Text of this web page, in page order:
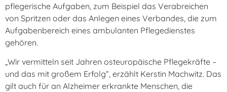
pflegerische Aufgaben, zum Beispiel das Verabreichen
von Spritzen oder das Anlegen eines Verbandes, die zum
Aufgabenbereich eines ambulanten Pflegedienstes
gehören.
„Wir vermitteln seit Jahren osteuropäische Pflegekräfte –
und das mit großem Erfolg“, erzählt Kerstin Machwitz. Das
gilt auch für an Alzheimer erkrankte Menschen, die